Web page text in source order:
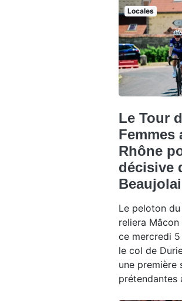
Locales
Le Tour
Femmes
Rhône
décisive
Le peloton du
reliera
ce mercredi
le col de
une première
prétendantes